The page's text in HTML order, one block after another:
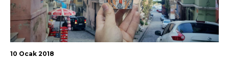
10 Ocak 2018